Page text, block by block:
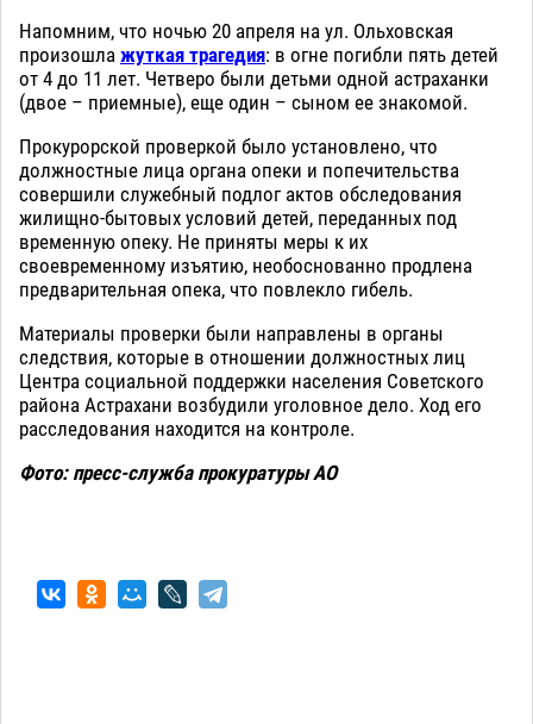
Напомним, что ночью 20 апреля на ул. Ольховская
произошла жуткая трагедия: в огне погибли пять детей
от 4 до 11 лет. Четверо были детьми одной астраханки
(двое – приемные), еще один – сыном ее знакомой.
Прокурорской проверкой было установлено, что
должностные лица органа опеки и попечительства
совершили служебный подлог актов обследования
жилищно-бытовых условий детей, переданных под
временную опеку. Не приняты меры к их
своевременному изъятию, необоснованно продлена
предварительная опека, что повлекло гибель.
Материалы проверки были направлены в органы
следствия, которые в отношении должностных лиц
Центра социальной поддержки населения Советского
района Астрахани возбудили уголовное дело. Ход его
расследования находится на контроле.
Фото: пресс-служба прокуратуры АО